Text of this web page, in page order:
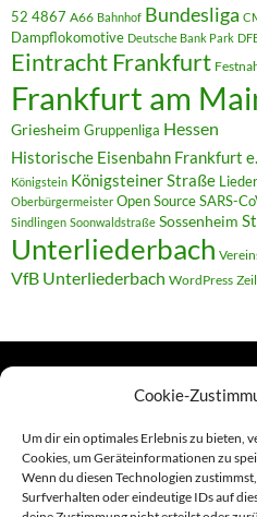
Cookie-
Um dir ein optimales Erlebnis zu bieten,
Cookies, um Geräteinformationen zu
Wenn du diesen Technologien
Surfverhalten oder eindeutige IDs auf
52 4867 A66 Bahnhof Bundesliga
Dampflokomotive Deutsche Bank Park
Eintracht Frankfurt
Frankfurt am
Griesheim Gruppenliga Hessen
Historische Eisenbahn Frankfurt
Königstein Königsteiner Straße
Oberbürgermeister Open SourceSARS-
Sindlingen Soonwaldstraße Sossenheim
Unterliederbach
VfB Unterliederbach WordPress
Links